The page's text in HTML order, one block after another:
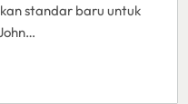
standar baru untuk